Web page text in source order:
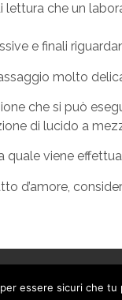
lettura che un
e finali
molto
che si può
di lucido a
quale viene
d’amore,
essere sicuri che